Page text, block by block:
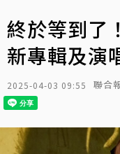
終於等到了
新專輯及演
2025-04-03 09:55 聯合